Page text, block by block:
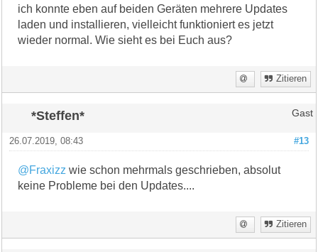
ich konnte eben auf beiden Geräten mehrere Updates
laden und installieren, vielleicht funktioniert es jetzt
wieder normal. Wie sieht es bei Euch aus?
Zitieren
*Steffen* Gast
#13
26.07.2019, 08:43
@Fraxizz wie schon mehrmals geschrieben, absolut
keine Probleme bei den Updates....
Zitieren